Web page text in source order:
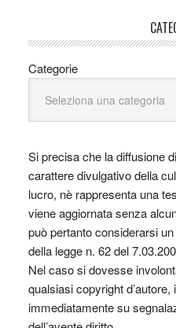
Categorie
Si precisa che la diffusione
carattere divulgativo della
lucro, nè rappresenta una
viene aggiornata senza
può pertanto considerarsi
della legge n. 62 del
Nel caso si dovesse
qualsiasi copyright
immediatamente su